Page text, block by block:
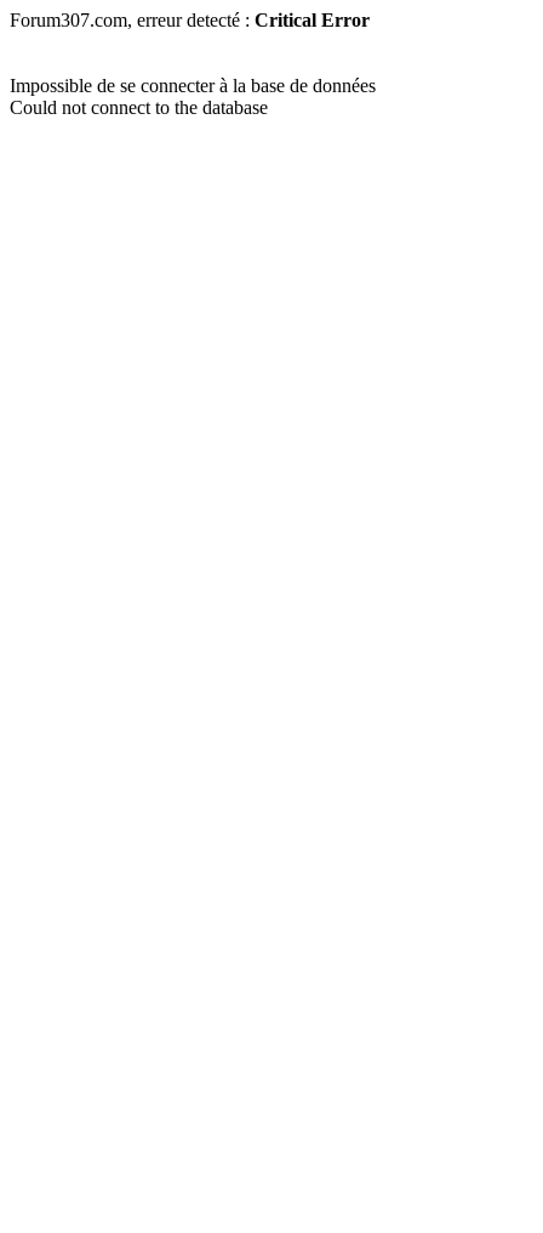
Forum307.com, erreur detecté : Critical Error
Impossible de se connecter à la base de données
Could not connect to the database